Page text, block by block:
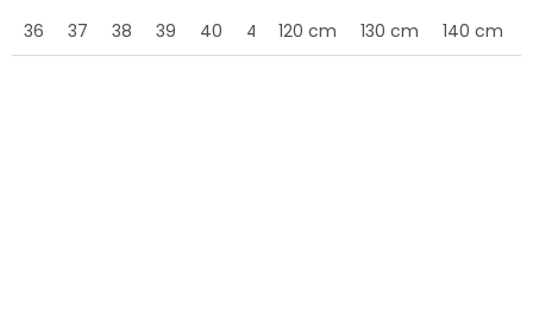
hovězí kůže s prodyšnou
textilní podšívkou a
36 37 38 39 40 41 42 43 44 45 46
120 cm
130 cm 140 cm